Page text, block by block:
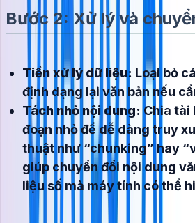
Bước 2: Xử lý và
Tiền xử lý dữ liệu: Loại bỏ
định dạng lại văn bản nếu
Tách nhỏ nội dung: Chia tài
đoạn nhỏ để dễ dàng truy
thuật như “chunking” hay
giúp chuyển đổi nội dung
liệu số mà máy tính có thể